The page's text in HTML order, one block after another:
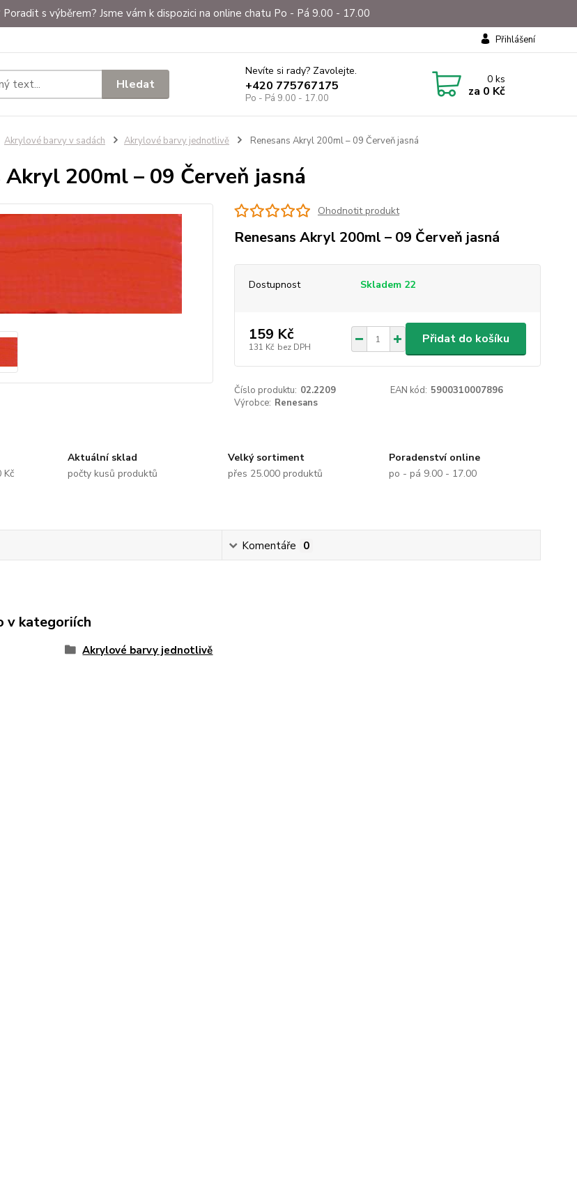
s výběrem? Jsme vám k dispozici na online chatu Po - Pá 9.00 - 17.00
Přihlášení
Hledat
Nevíte si rady? Zavolejte.
+420 775767175
Po - Pá 9.00 - 17.00
0ks
za 0 Kč
Akrylové barvy v sadách Akrylové barvy jednotlivě Renesans Akryl 200ml – 09 Červeň jasná
Akryl 200ml – 09 Červeň jasná
Ohodnotit produkt
Renesans Akryl 200ml – 09 Červeň jasná
Dostupnost Skladem 22
159 Kč
131 Kč bez DPH
Přidat do košíku
Číslo produktu: 02.2209 EAN kód: 5900310007896
Výrobce: Renesans
Kč
Aktuální sklad
počty kusů produktů
Velký sortiment
přes 25.000 produktů
Poradenství online
po - pá 9.00 - 17.00
Komentáře 0
v kategoriích
Akrylové barvy jednotlivě